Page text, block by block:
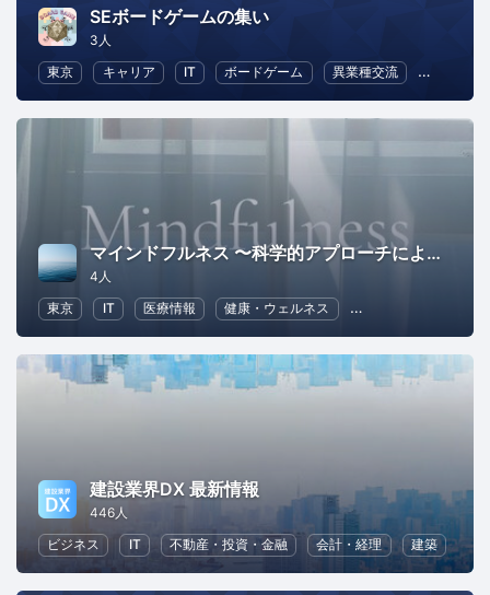
SEボードゲームの集い
3人
東京
キャリア IT ボードゲーム 異業種交流 コミュニ
マインドフルネス 〜科学的アプローチによる、脳と心のセルフケア〜
4人
東京
IT 医療情報 健康・ウェルネス ヘルスケア
建設業界DX 最新情報
446人
ビジネス
IT 不動産・投資・金融 会計・経理 建築